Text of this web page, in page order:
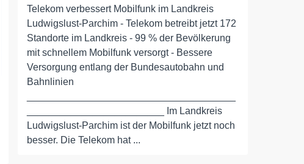
Telekom verbessert Mobilfunk im Landkreis
Ludwigslust-Parchim - Telekom betreibt jetzt 172
Standorte im Landkreis - 99 % der Bevölkerung
mit schnellem Mobilfunk versorgt - Bessere
Versorgung entlang der Bundesautobahn und
Bahnlinien
_________________________ Im Landkreis
Ludwigslust-Parchim ist der Mobilfunk jetzt noch
besser. Die Telekom hat ...